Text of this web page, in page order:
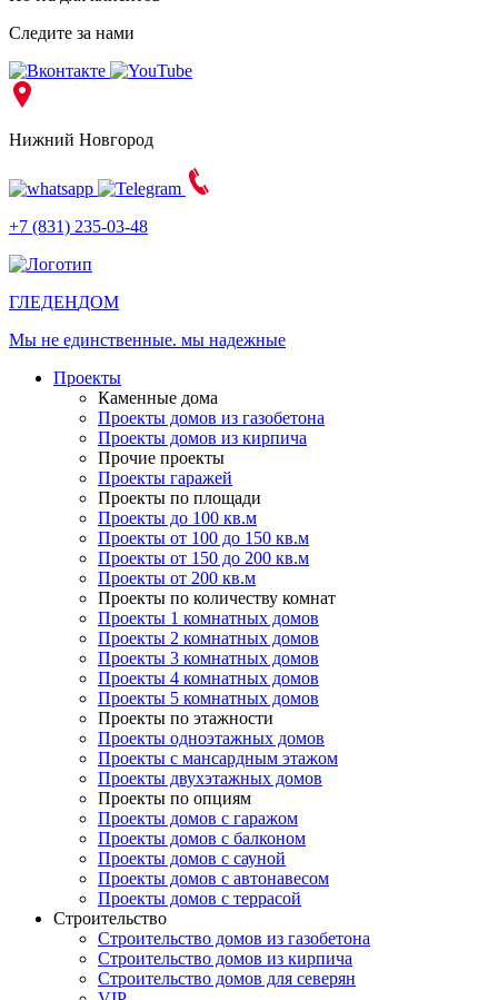
Следите за нами
Нижний Новгород
+7 (831) 235-03-48
ГЛЕДЕНДОМ
Мы не единственные. мы надежные
Проекты
Каменные дома
Проекты домов из газобетона
Проекты домов из кирпича
Прочие проекты
Проекты гаражей
Проекты по площади
Проекты до 100 кв.м
Проекты от 100 до 150 кв.м
Проекты от 150 до 200 кв.м
Проекты от 200 кв.м
Проекты по количеству комнат
Проекты 1 комнатных домов
Проекты 2 комнатных домов
Проекты 3 комнатных домов
Проекты 4 комнатных домов
Проекты 5 комнатных домов
Проекты по этажности
Проекты одноэтажных домов
Проекты с мансардным этажом
Проекты двухэтажных домов
Проекты по опциям
Проекты домов с гаражом
Проекты домов с балконом
Проекты домов с сауной
Проекты домов с автонавесом
Проекты домов с террасой
Строительство
Строительство домов из газобетона
Строительство домов из кирпича
Строительство домов для северян